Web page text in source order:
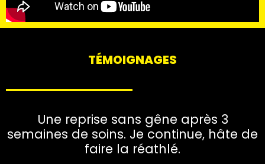
TÉMOIGNAGES
Une reprise sans gêne après 3
semaines de soins. Je continue, hâte de
faire la réathlé.